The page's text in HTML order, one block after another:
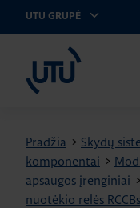
UTU GRUPĖ
UTU Lithuania
Pradžia > Skydų
komponentai >
apsaugos įrenginiai >
nuotėkio relės RCCBs